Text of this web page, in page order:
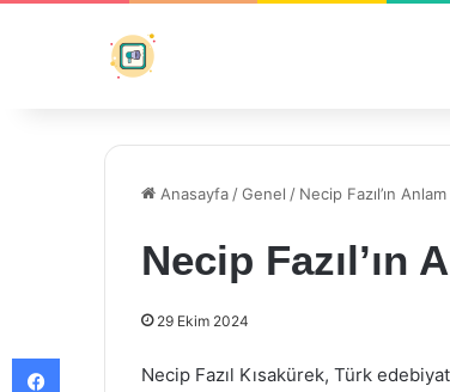
Anasayfa /Genel / Necip Fazıl’ın
Necip Fazıl’ın
29 Ekim 2024
Necip Fazıl Kısakürek, Türk
Facebook